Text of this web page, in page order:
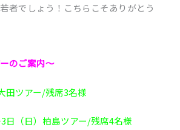
者でしょう！こちらこそありがとう
のご案内～
田ツアー/残席3名様
日（日）柏島ツアー/残席4名様